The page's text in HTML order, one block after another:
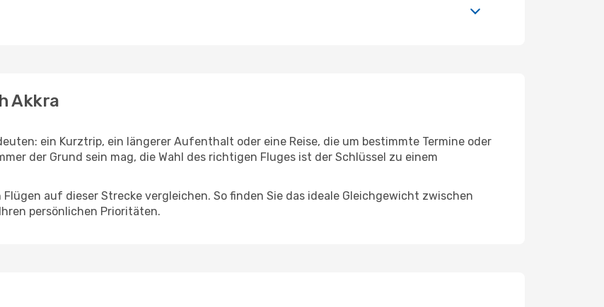
Akkra
ein Kurztrip, ein längerer Aufenthalt oder eine Reise, die um bestimmte Termine oder
der Grund sein mag, die Wahl des richtigen Fluges ist der Schlüssel zu einem
Flügen auf dieser Strecke vergleichen. So finden Sie das ideale Gleichgewicht zwischen
persönlichen Prioritäten.